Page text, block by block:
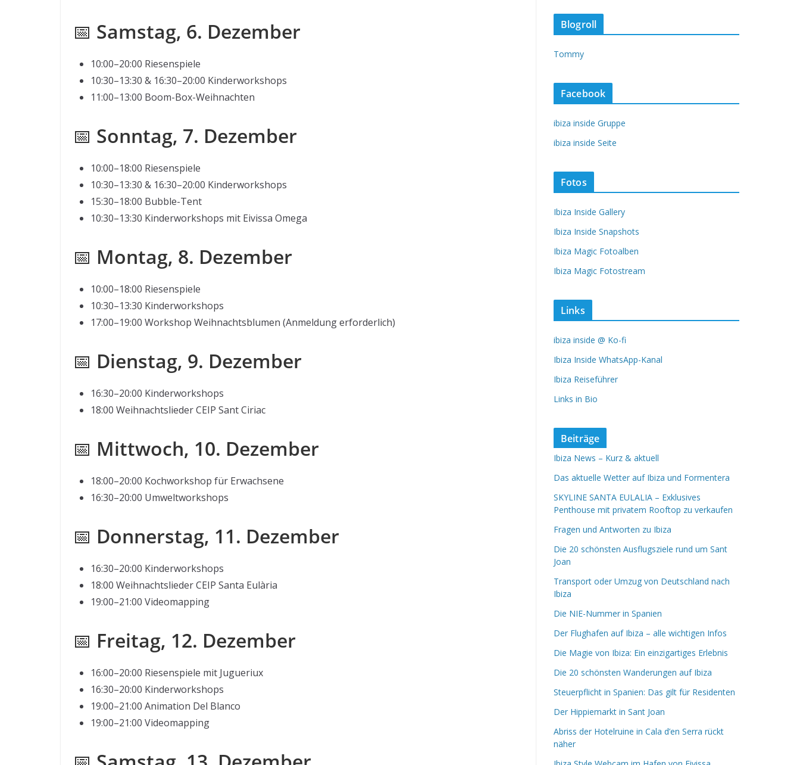
📅 Samstag, 6. Dezember
10:00–20:00 Riesenspiele
10:30–13:30 & 16:30–20:00 Kinderworkshops
11:00–13:00 Boom-Box-Weihnachten
📅 Sonntag, 7. Dezember
10:00–18:00 Riesenspiele
10:30–13:30 & 16:30–20:00 Kinderworkshops
15:30–18:00 Bubble-Tent
10:30–13:30 Kinderworkshops mit Eivissa Omega
📅 Montag, 8. Dezember
10:00–18:00 Riesenspiele
10:30–13:30 Kinderworkshops
17:00–19:00 Workshop Weihnachtsblumen (Anmeldung erforderlich)
📅 Dienstag, 9. Dezember
16:30–20:00 Kinderworkshops
18:00 Weihnachtslieder CEIP Sant Ciriac
📅 Mittwoch, 10. Dezember
18:00–20:00 Kochworkshop für Erwachsene
16:30–20:00 Umweltworkshops
📅 Donnerstag, 11. Dezember
16:30–20:00 Kinderworkshops
18:00 Weihnachtslieder CEIP Santa Eulària
19:00–21:00 Videomapping
📅 Freitag, 12. Dezember
16:00–20:00 Riesenspiele mit Jugueriux
16:30–20:00 Kinderworkshops
19:00–21:00 Animation Del Blanco
19:00–21:00 Videomapping
Blogroll
Tommy
Facebook
ibiza inside Gruppe
ibiza inside Seite
Fotos
Ibiza Inside Gallery
Ibiza Inside Snapshots
Ibiza Magic Fotoalben
Ibiza Magic Fotostream
Links
ibiza inside @ Ko-fi
Ibiza Inside WhatsApp-Kanal
Ibiza Reiseführer
Links in Bio
Beiträge
Ibiza News – Kurz & aktuell
Das aktuelle Wetter auf Ibiza und Formentera
SKYLINE SANTA EULALIA – Exklusives
Penthouse mit privatem Rooftop zu verkaufen
Fragen und Antworten zu Ibiza
Die 20 schönsten Ausflugsziele rund um Sant
Joan
Transport oder Umzug von Deutschland nach
Ibiza
Die NIE-Nummer in Spanien
Der Flughafen auf Ibiza – alle wichtigen Infos
Die Magie von Ibiza: Ein einzigartiges Erlebnis
Die 20 schönsten Wanderungen auf Ibiza
Steuerpflicht in Spanien: Das gilt für Residenten
Der Hippiemarkt in Sant Joan
Abriss der Hotelruine in Cala d’en Serra rückt
näher